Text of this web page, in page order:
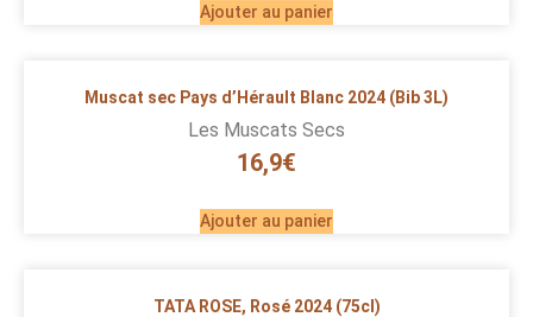
Ajouter au panier
Muscat sec Pays d’Hérault Blanc 2024 (Bib 3L)
Les Muscats Secs
16,9€
Ajouter au panier
TATA ROSE, Rosé 2024 (75cl)